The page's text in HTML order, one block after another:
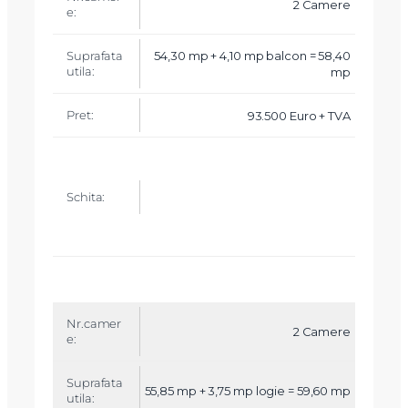
l
c
n
t
2 Camere
54,30 mp + 4,10 mp balcon = 58,40
mp
93.500 Euro + TVA
2 Camere
55,85 mp + 3,75 mp logie = 59,60 mp